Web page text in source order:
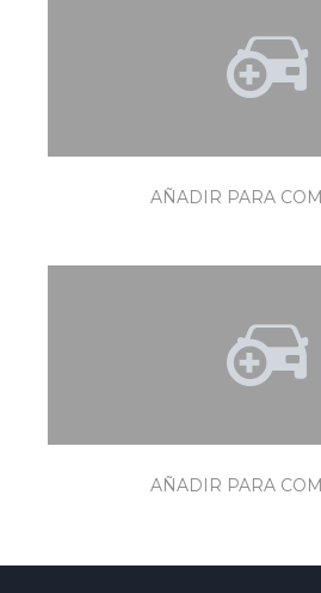
AÑADIR PARA
AÑADIR PARA